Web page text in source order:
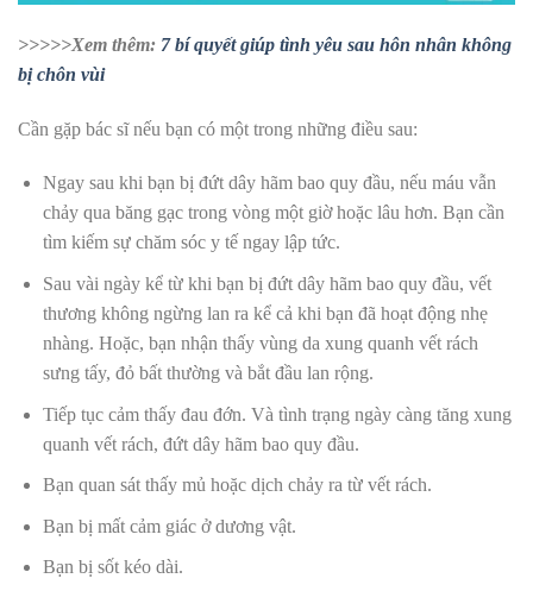
>>>>>Xem thêm: 7 bí quyết giúp tình yêu sau hôn nhân không
bị chôn vùi
Cần gặp bác sĩ nếu bạn có một trong những điều sau:
Ngay sau khi bạn bị đứt dây hãm bao quy đầu, nếu máu vẫn
chảy qua băng gạc trong vòng một giờ hoặc lâu hơn. Bạn cần
tìm kiếm sự chăm sóc y tế ngay lập tức.
Sau vài ngày kể từ khi bạn bị đứt dây hãm bao quy đầu, vết
thương không ngừng lan ra kể cả khi bạn đã hoạt động nhẹ
nhàng. Hoặc, bạn nhận thấy vùng da xung quanh vết rách
sưng tấy, đỏ bất thường và bắt đầu lan rộng.
Tiếp tục cảm thấy đau đớn. Và tình trạng ngày càng tăng xung
quanh vết rách, đứt dây hãm bao quy đầu.
Bạn quan sát thấy mủ hoặc dịch chảy ra từ vết rách.
Bạn bị mất cảm giác ở dương vật.
Bạn bị sốt kéo dài.